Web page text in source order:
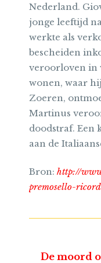
Nederland.
jonge leeftijd
werkte als
bescheiden
veroorloven in
wonen, waar
Zoeren,
Martinus
doodstraf.
aan de
Bron: http://
premosello-
De moord